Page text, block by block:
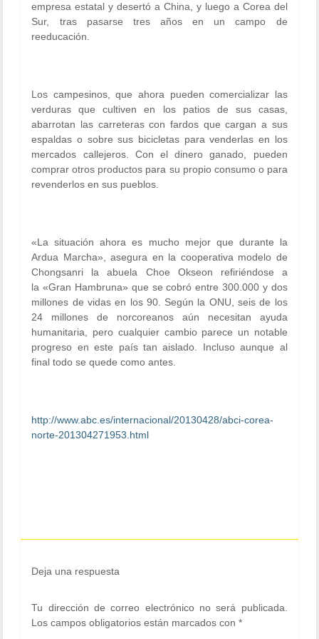
empresa estatal y desertó a China, y luego a Corea del
Sur, tras pasarse tres años en un campo de
reeducación.
Los campesinos, que ahora pueden comercializar las
verduras que cultiven en los patios de sus casas,
abarrotan las carreteras con fardos que cargan a sus
espaldas o sobre sus bicicletas para venderlas en los
mercados callejeros. Con el dinero ganado, pueden
comprar otros productos para su propio consumo o para
revenderlos en sus pueblos.
«La situación ahora es mucho mejor que durante la
Ardua Marcha», asegura en la cooperativa modelo de
Chongsanri la abuela Choe Okseon refiriéndose a
la «Gran Hambruna» que se cobró entre 300.000 y dos
millones de vidas en los 90. Según la ONU, seis de los
24 millones de norcoreanos aún necesitan ayuda
humanitaria, pero cualquier cambio parece un notable
progreso en este país tan aislado. Incluso aunque al
final todo se quede como antes.
http://www.abc.es/internacional/20130428/abci-corea-
norte-201304271953.html
Deja una respuesta
Tu dirección de correo electrónico no será publicada.
Los campos obligatorios están marcados con*